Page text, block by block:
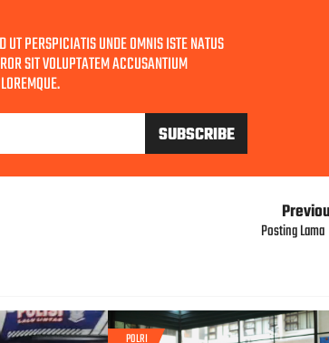
UT PERSPICIATIS UNDE OMNIS ISTE NATUS
SIT VOLUPTATEM ACCUSANTIUM
Posting Lama
POLRI